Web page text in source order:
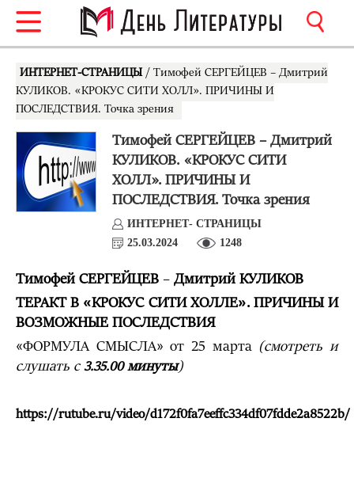
ИНТЕРНЕТ-СТРАНИЦЫ / Тимофей СЕРГЕЙЦЕВ – Дмитрий
КУЛИКОВ. «КРОКУС СИТИ ХОЛЛ». ПРИЧИНЫ И
ПОСЛЕДСТВИЯ. Точка зрения
Тимофей СЕРГЕЙЦЕВ – Дмитрий
КУЛИКОВ. «КРОКУС СИТИ
ХОЛЛ». ПРИЧИНЫ И
ПОСЛЕДСТВИЯ. Точка зрения
ИНТЕРНЕТ- СТРАНИЦЫ
25.03.2024
1248
Тимофей СЕРГЕЙЦЕВ – Дмитрий КУЛИКОВ
ТЕРАКТ В «КРОКУС СИТИ ХОЛЛЕ». ПРИЧИНЫ И
ВОЗМОЖНЫЕ ПОСЛЕДСТВИЯ
«ФОРМУЛА СМЫСЛА» от 25 марта (смотреть и
слушать с 3.35.00минуты)
https://rutube.ru/video/d172f0fa7eeffc334df07fdde2a8522b/